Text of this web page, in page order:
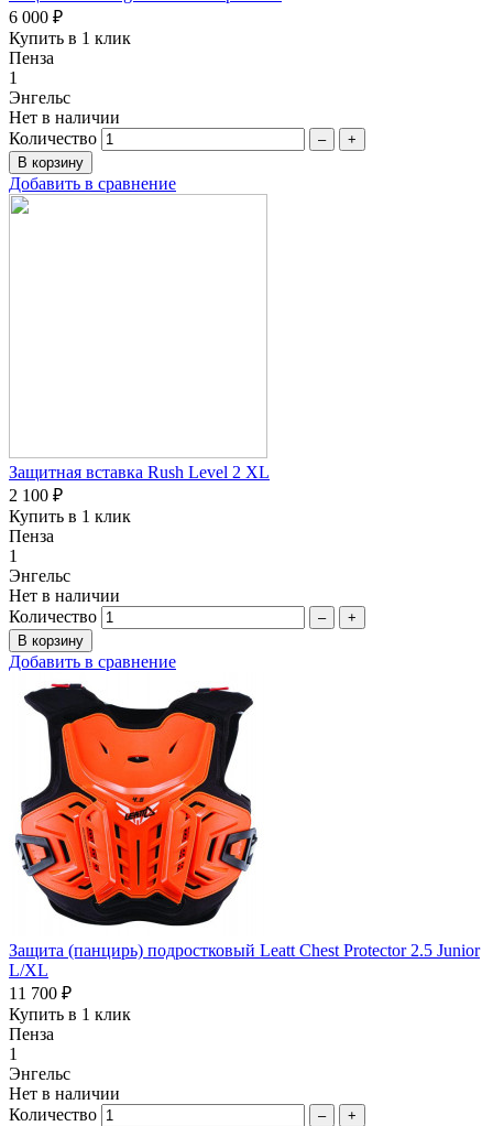
6 000 ₽
Купить в 1 клик
Пенза
1
Энгельс
Нет в наличии
Количество
– +
Добавить в сравнение
Защитная вставка Rush Level 2 XL
2 100 ₽
Купить в 1 клик
Пенза
1
Энгельс
Нет в наличии
Количество
– +
Добавить в сравнение
Защита (панцирь) подростковый Leatt Chest Protector 2.5 Junior
L/XL
11 700 ₽
Купить в 1 клик
Пенза
1
Энгельс
Нет в наличии
Количество
– +